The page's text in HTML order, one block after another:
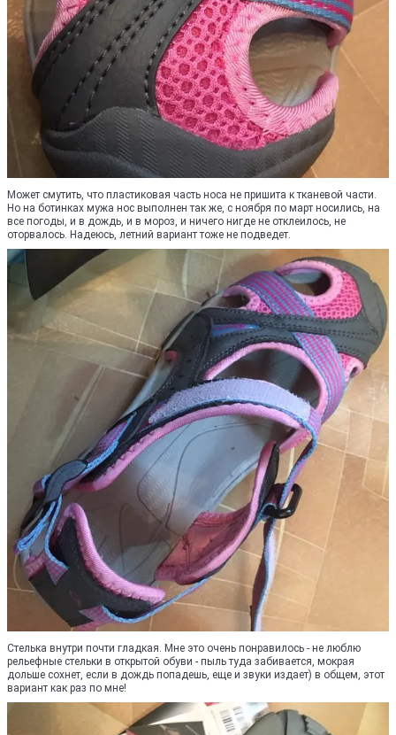
Может смутить, что пластиковая часть носа не пришита к тканевой части.
Но на ботинках мужа нос выполнен так же, с ноября по март носились, на
все погоды, и в дождь, и в мороз, и ничего нигде не отклеилось, не
оторвалось. Надеюсь, летний вариант тоже не подведет.
Стелька внутри почти гладкая. Мне это очень понравилось - не люблю
рельефные стельки в открытой обуви - пыль туда забивается, мокрая
дольше сохнет, если в дождь попадешь, еще и звуки издает) в общем, этот
вариант как раз по мне!